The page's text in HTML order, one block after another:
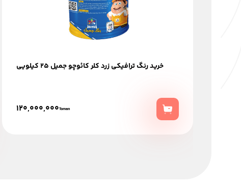
خرید رنگ ترافیکی زرد کلر کائوچو جميل 25 کیلویی
120,000,000Toman